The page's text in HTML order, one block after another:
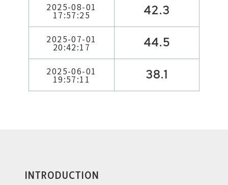
2025-08-01
17:57:25 42.3
2025-07-01
20:42:17 44.5
2025-06-01
19:57:11 38.1
INTRODUCTION